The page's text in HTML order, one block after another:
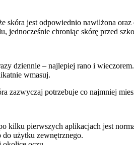
skóra jest odpowiednio nawilżona
jednocześnie chroniąc skórę przed
dziennie – najlepiej rano i wieczorem.
wmasuj.
zazwyczaj potrzebuje co najmniej
kilku pierwszych aplikacjach jest
użytku zewnętrznego.